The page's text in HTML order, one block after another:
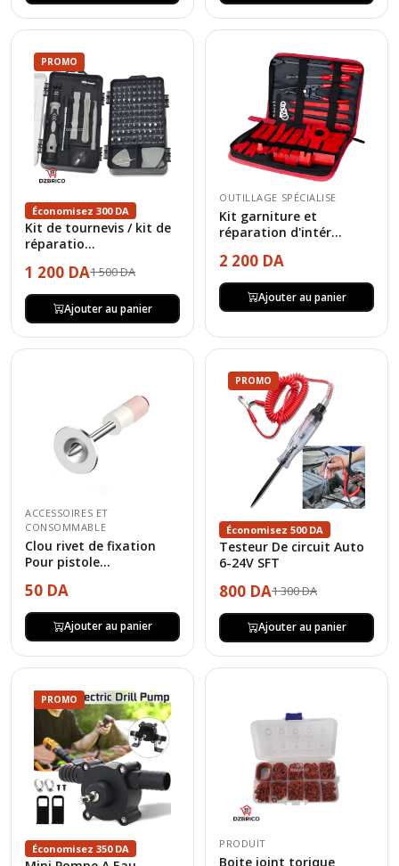
PROMO
Économisez 300 DA
Kit de tournevis / kit de
réparatio...
1 200 DA1 500 DA
Ajouter au panier
OUTILLAGE SPÉCIALISE
Kit garniture et
réparation d'intér...
2 200 DA
Ajouter au panier
ACCESSOIRES ET
CONSOMMABLE
Clou rivet de fixation
Pour pistole...
50 DA
Ajouter au panier
PROMO
Économisez 500 DA
Testeur De circuit Auto
6-24V SFT
800 DA1 300 DA
Ajouter au panier
PROMO
Économisez 350 DA PRODUIT
Boite joint torique